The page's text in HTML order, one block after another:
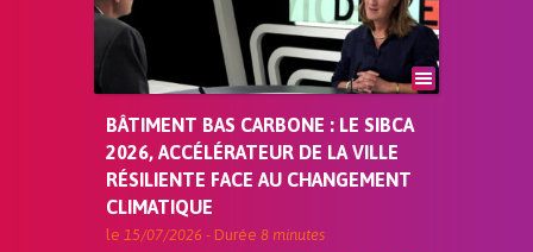
BÂTIMENT BAS CARBONE : LE SIBCA
2026, ACCÉLÉRATEUR DE LA VILLE
RÉSILIENTE FACE AU CHANGEMENT
CLIMATIQUE
le 15/07/2026 - Durée 8 minutes